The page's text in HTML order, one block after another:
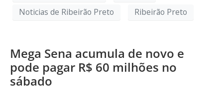
Noticias de Ribeirão Preto
Ribeirão Preto
Mega Sena acumula de novo e
pode pagar R$ 60 milhões no
sábado